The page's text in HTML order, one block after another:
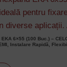
6×55 (100 Buc.) –
Instalare Rapidă,